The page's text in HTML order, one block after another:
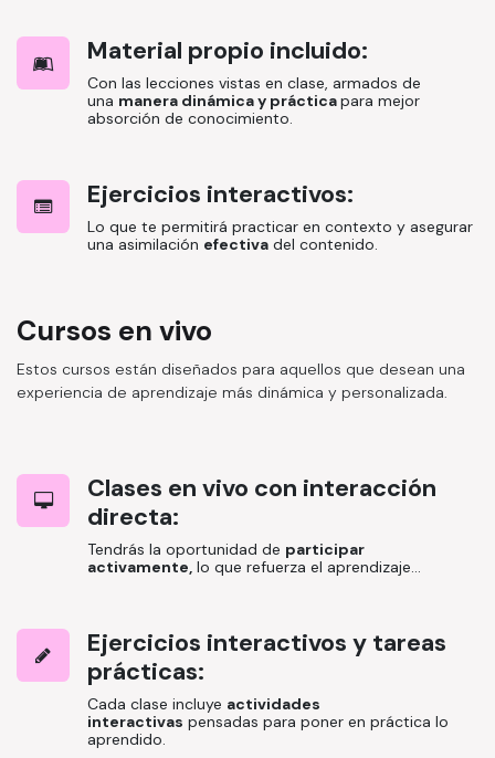
Material propio incluido:
Con las lecciones vistas en clase, armados de
una manera dinámica y prácticapara mejor
absorción de conocimiento.
Ejercicios interactivos:
Lo que te permitirá practicar en contexto y asegurar
una asimilación efectiva del contenido.
Cursos en vivo
Estos cursos están diseñados para aquellos que desean una
experiencia de aprendizaje más dinámica y personalizada.
Clases en vivo con interacción
directa:
Tendrás la oportunidad de participar
activamente, lo que refuerza el aprendizaje...
Ejercicios interactivos y tareas
prácticas:
Cada clase incluye actividades
interactivas pensadas para poner en práctica lo
aprendido.